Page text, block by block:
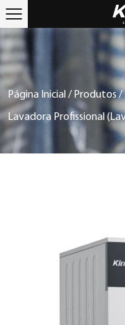
Página Inicial / Produtos /
Lavadora Profissional